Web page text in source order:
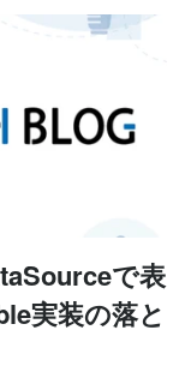
で表
実装の落と